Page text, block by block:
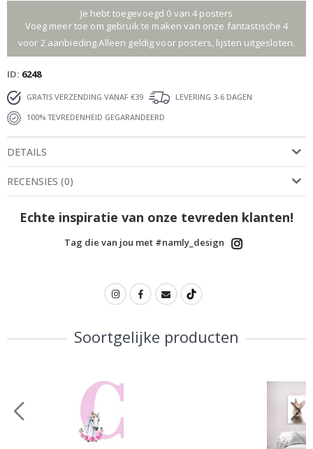
Je hebt toegevoegd 0 van 4 posters
Voeg meer toe om gebruik te maken van onze fantastische 4
voor 2 aanbieding.Alleen geldig voor posters, lijsten uitgesloten.
ID 6248
GRATIS VERZENDING VANAF €39
LEVERING 3-6 DAGEN
100% TEVREDENHEID GEGARANDEERD
DETAILS
RECENSIES (0)
Echte inspiratie van onze tevreden klanten!
Tag die van jou met #namly_design
Soortgelijke producten